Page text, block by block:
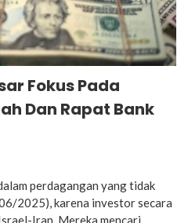
Fokus Pada
Dan Rapat Bank
perdagangan yang tidak
2025), karena investor secara
Iran. Mereka mencari